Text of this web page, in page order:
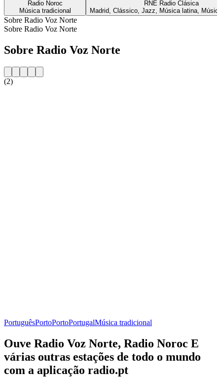
Radio Noroc
Música tradicional
RNE Radio Clásica
Madrid, Clássico, Jazz, Música latina,
Sobre Radio Voz Norte
Sobre Radio Voz Norte
Sobre Radio Voz Norte
(2)
PortuguêsPortoPortoPortugalMúsica tradicional
Ouve Radio Voz Norte, Radio Noroc E
várias outras estações de todo o mundo
com a aplicação radio.pt